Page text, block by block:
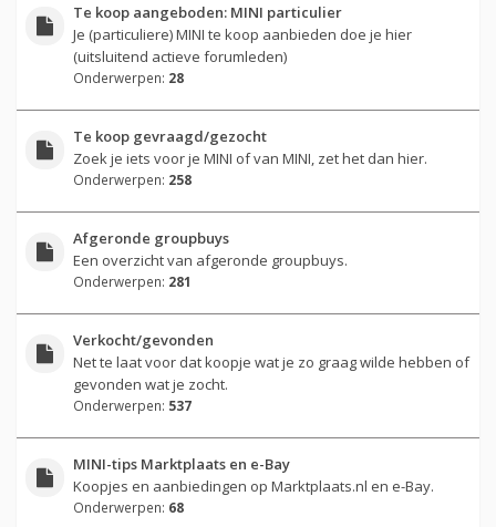
Te koop aangeboden: MINI particulier
Je (particuliere) MINI te koop aanbieden doe je hier
(uitsluitend actieve forumleden)
Onderwerpen: 28
Te koop gevraagd/gezocht
Zoek je iets voor je MINI of van MINI, zet het dan hier.
Onderwerpen: 258
Afgeronde groupbuys
Een overzicht van afgeronde groupbuys.
Onderwerpen: 281
Verkocht/gevonden
Net te laat voor dat koopje wat je zo graag wilde hebben of
gevonden wat je zocht.
Onderwerpen: 537
MINI-tips Marktplaats en e-Bay
Koopjes en aanbiedingen op Marktplaats.nl en e-Bay.
Onderwerpen: 68